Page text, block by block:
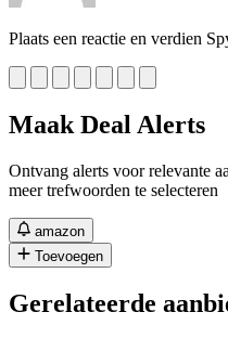
Plaats een reactie en verdien
Maak Deal Alerts
Ontvang alerts voor relevante
meer trefwoorden te selecteren
amazon
Toevoegen
Gerelateerde